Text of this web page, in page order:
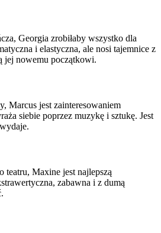
Georgia zrobiłaby wszystko dla
i elastyczna, ale nosi tajemnice z
jej nowemu początkowi.
Marcus jest zainteresowaniem
siebie poprzez muzykę i sztukę. Jest
teatru, Maxine jest najlepszą
zabawna i z dumą